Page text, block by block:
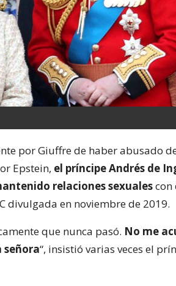
por Giuffre de haber abusado
Epstein, el príncipe Andrés de
relaciones sexualescon
divulgada en noviembre de 2019.
que nunca pasó. No me
señora“, insistió varias veces el